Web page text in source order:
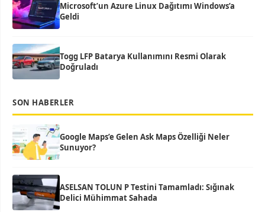
Microsoft’un Azure Linux Dağıtımı Windows’a
Geldi
Togg LFP Batarya Kullanımını Resmi Olarak
Doğruladı
SON HABERLER
Google Maps’e Gelen Ask Maps Özelliği Neler
Sunuyor?
ASELSAN TOLUN P Testini Tamamladı: Sığınak
Delici Mühimmat Sahada